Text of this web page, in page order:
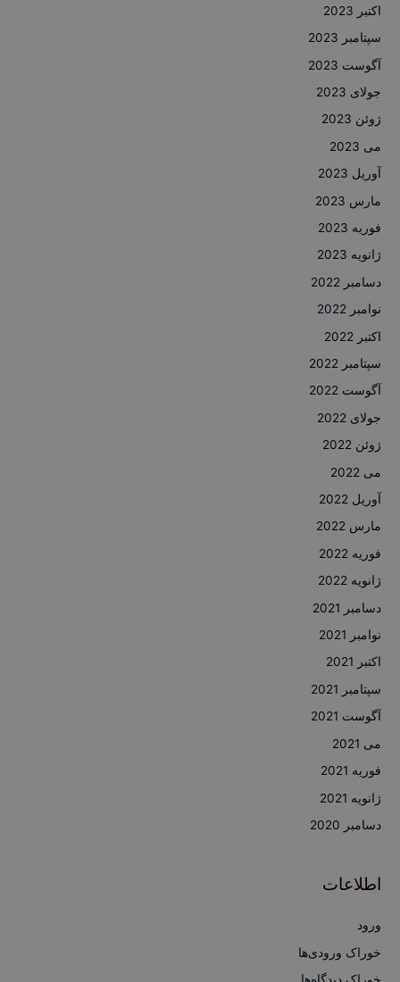
اکتبر 2023
سپتامبر 2023
آگوست 2023
جولای 2023
ژوئن 2023
می 2023
آوریل 2023
مارس 2023
فوریه 2023
ژانویه 2023
دسامبر 2022
نوامبر 2022
اکتبر 2022
سپتامبر 2022
آگوست 2022
جولای 2022
ژوئن 2022
می 2022
آوریل 2022
مارس 2022
فوریه 2022
ژانویه 2022
دسامبر 2021
نوامبر 2021
اکتبر 2021
سپتامبر 2021
آگوست 2021
می 2021
فوریه 2021
ژانویه 2021
دسامبر 2020
اطلاعات
ورود
خوراک ورودی‌ها